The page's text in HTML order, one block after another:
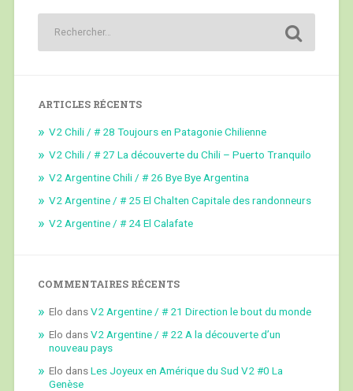
ARTICLES RÉCENTS
V2 Chili / # 28 Toujours en Patagonie Chilienne
V2 Chili / # 27 La découverte du Chili – Puerto Tranquilo
V2 Argentine Chili / # 26 Bye Bye Argentina
V2 Argentine / # 25 El Chalten Capitale des randonneurs
V2 Argentine / # 24 El Calafate
COMMENTAIRES RÉCENTS
Elo dansV2 Argentine / # 21 Direction le bout du monde
Elo dansV2 Argentine / # 22 A la découverte d’un
nouveau pays
Elo dansLes Joyeux en Amérique du Sud V2 #0 La
Genèse